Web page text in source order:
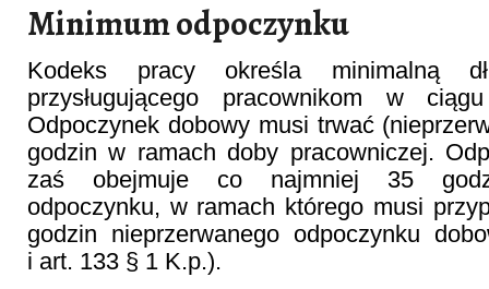
Minimum odpoczynku
Kodeks pracy określa minimalną
przysługującego pracownikom w
Odpoczynek dobowy musi trwać
godzin w ramach doby pracowniczej.
zaś obejmuje co najmniej 35
odpoczynku, w ramach którego musi
godzin nieprzerwanego odpoczynku
i art. 133 § 1 K.p.).